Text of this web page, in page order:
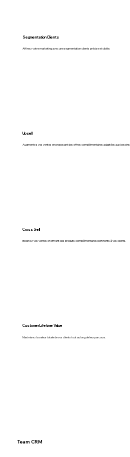
Segmentation Clients
Affinez votre marketing avec une segmentation clients précise et ciblée.
Upsell
Augmentez vos ventes en proposant des offres complémentaires adaptées aux besoins.
Cross Sell
Boostez vos ventes en offrant des produits complémentaires pertinents à vos clients.
Customer Lifetime Value
Maximisez la valeur totale de vos clients tout au long de leur parcours.
Team CRM